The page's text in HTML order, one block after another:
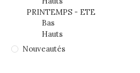
PRINTEMPS - ETE
Bas
Hauts
Nouveautés